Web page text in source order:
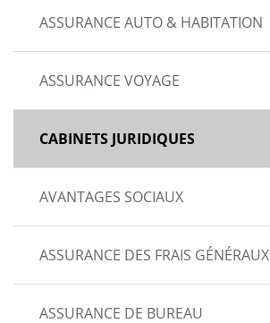
ASSURANCE AUTO & HABITATION
ASSURANCE VOYAGE
CABINETS JURIDIQUES
AVANTAGES SOCIAUX
ASSURANCE DES FRAIS GÉNÉRAUX
ASSURANCE DE BUREAU